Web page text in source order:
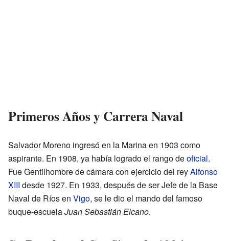
Primeros Años y Carrera Naval
Salvador Moreno ingresó en la Marina en 1903 como
aspirante. En 1908, ya había logrado el rango deoficial.
Fue Gentilhombre de cámara con ejercicio del reyAlfonso
XIII desde 1927. En 1933, después de ser Jefe de la Base
Naval de Ríos en Vigo, se le dio el mando del famoso
buque-escuelaJuan Sebastián Elcano.